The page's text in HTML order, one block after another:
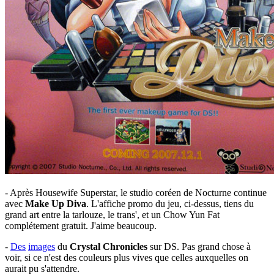
- Après Housewife Superstar, le studio coréen de Nocturne continue
avec Make Up Diva. L'affiche promo du jeu, ci-dessus, tiens du
grand art entre la tarlouze, le trans', et un Chow Yun Fat
complétement gratuit. J'aime beaucoup.
- Des images du Crystal Chronicles sur DS. Pas grand chose à
voir, si ce n'est des couleurs plus vives que celles auxquelles on
aurait pu s'attendre.